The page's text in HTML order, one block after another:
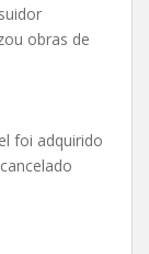
obras de
foi adquirido